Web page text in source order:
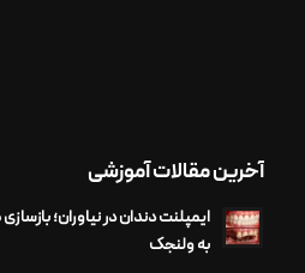
آخرین مقالات آموزشی
ایمپلنت دندان در نیاوران؛
به ولنجک